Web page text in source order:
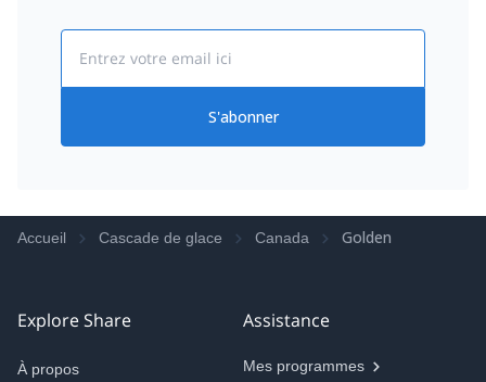
S'abonner
Accueil Cascade de glace Canada Golden
Explore Share
À propos
Assistance
Mes programmes